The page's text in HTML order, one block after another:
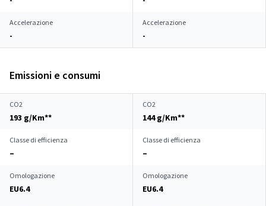
Accelerazione
-
Accelerazione
-
Emissioni e consumi
CO2
193 g/Km**
CO2
144 g/Km**
Classe di efficienza
–
Classe di efficienza
–
Omologazione
EU6.4
Omologazione
EU6.4